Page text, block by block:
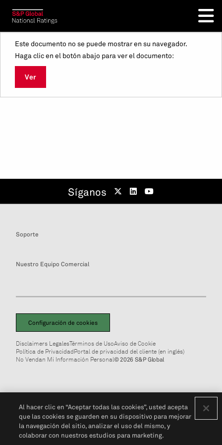
Este documento no se puede mostrar en su navegador.
Haga clic en el botón abajo para ver el documento:
Ver
Síganos
Soporte
Nuestro Equipo Comercial
Configuración de cookies
Disclaimers LegalesTérminos de UsoAviso de Cookie
Política de PrivacidadPortal de privacidad del cliente (en inglés)
No Vendan Mi Información Personal© 2026 S&P Global
Al hacer clic en “Aceptar todas las cookies”, usted acepta
que las cookies se guarden en su dispositivo para mejorar
la navegación del sitio, analizar el uso del mismo, y
colaborar con nuestros estudios para marketing.